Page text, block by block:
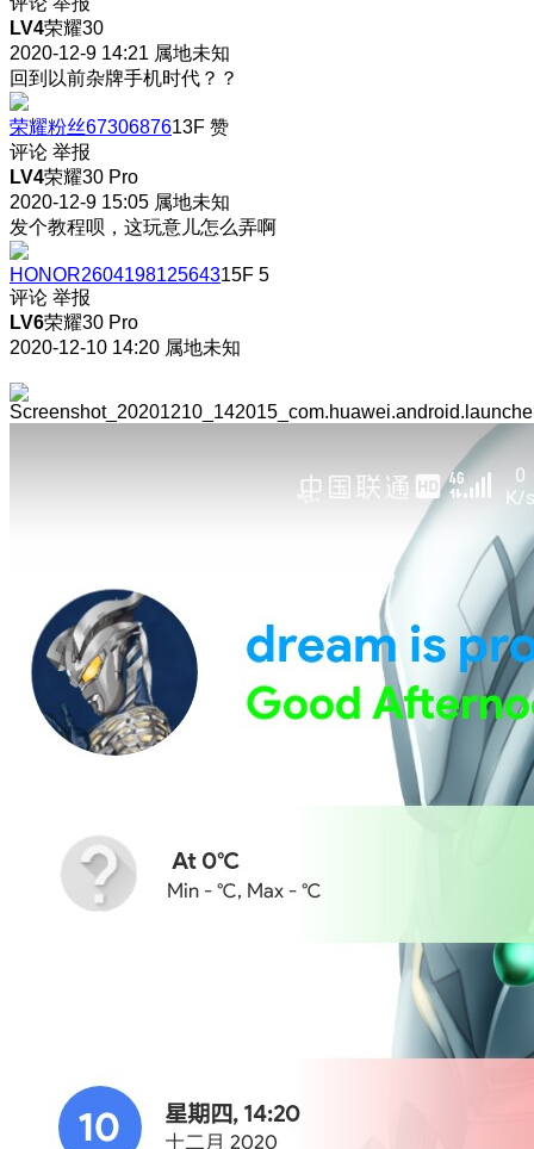
LV4荣耀30
2020-12-9 14:21 属地未知
回到以前杂牌手机时代？？
荣耀粉丝6730687613F 赞
评论 举报
LV4荣耀30 Pro
2020-12-9 15:05 属地未知
发个教程呗，这玩意儿怎么弄啊
HONOR260419812564315F 5
评论 举报
LV6荣耀30 Pro
2020-12-10 14:20 属地未知